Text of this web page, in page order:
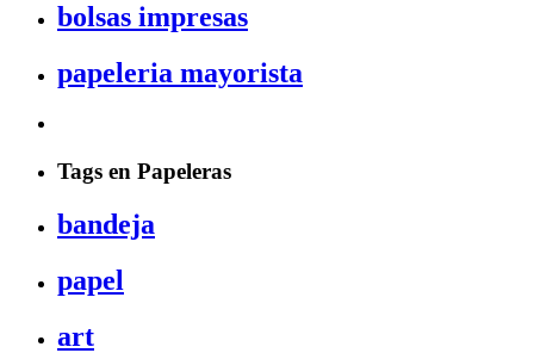
bolsas impresas
papeleria mayorista
Tags en Papeleras
bandeja
papel
art